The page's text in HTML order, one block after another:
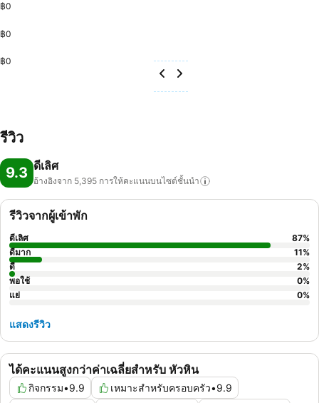
฿0
฿0
฿0
รีวิว
9.3 ดีเลิศ
อ้างอิงจาก 5,395 การให้คะแนนบนไซต์ชั้นนำ
ได้คะแนนสูงกว่าค่าเฉลี่ยสำหรับ หัวหิน
กิจกรรม•9.9 เหมาะสำหรับครอบครัว•9.9
รีวิวจากผู้เข้าพัก
ดีเลิศ 87%
ดีมาก
11%
ดี
2%
พอใช้
0%
แย่
0%
แสดงรีวิว